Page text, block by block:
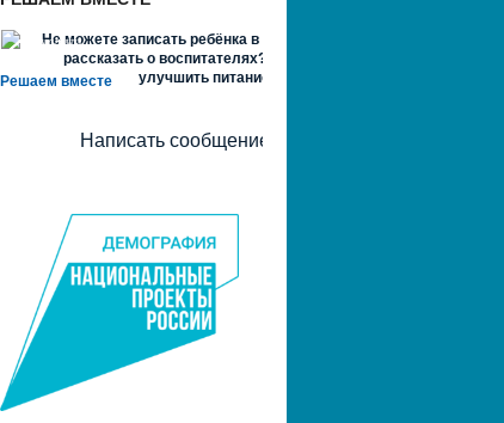
Решаем вместе
Не можете записать ребёнка в сад? Хотите
рассказать о воспитателях? Знаете, как
улучшить питание и занятия?
Написать сообщение